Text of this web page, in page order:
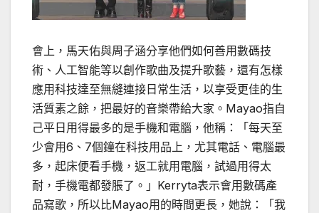
會上，馬天佑與周子涵分享他們如何善用數碼技
術、人工智能等以創作歌曲及提升歌藝，還有怎樣
應用科技達至無縫連接日常生活，以享受更佳的生
活質素之餘，把最好的音樂帶給大家。Mayao指自
己平日用得最多的是手機和電腦，他稱：「每天至
少會用6、7個鐘在科技用品上，尤其電話、電腦最
多，起床便看手機，返工就用電腦，試過用得太
耐，手機電都發脹了。」Kerryta表示會用數碼產
品寫歌，所以比Mayao用的時間更長，她說：「我